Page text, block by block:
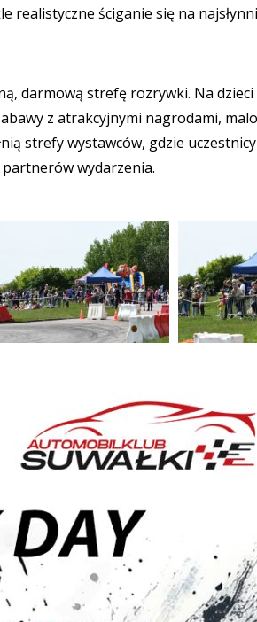
ściganie się na
darmową strefę rozrywki. Na dzieci
z atrakcyjnymi nagrodami,
strefy wystawców, gdzie
wydarzenia.